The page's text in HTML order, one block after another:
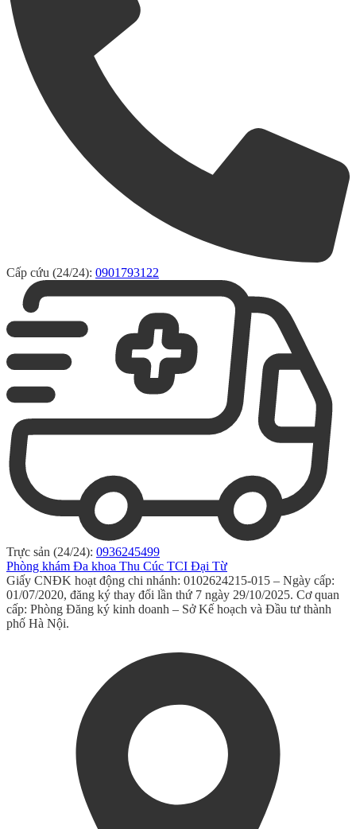
Cấp cứu (24/24): 0901793122
Trực sản (24/24): 0936245499
Phòng khám Đa khoa Thu Cúc TCI Đại Từ
Giấy CNĐK hoạt động chi nhánh: 0102624215-015 – Ngày cấp:
01/07/2020, đăng ký thay đổi lần thứ 7 ngày 29/10/2025. Cơ quan
cấp: Phòng Đăng ký kinh doanh – Sở Kế hoạch và Đầu tư thành
phố Hà Nội.